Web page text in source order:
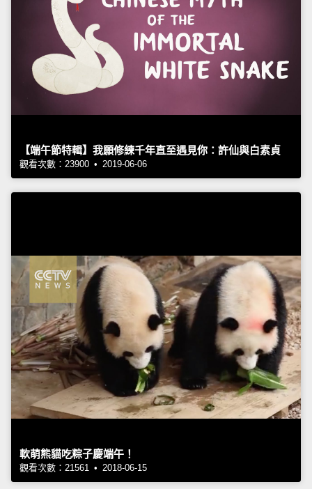
【端午節特輯】我願修練千年直至遇見你：許仙與白素貞
觀看次數：23900 • 2019-06-06
軟萌熊貓吃粽子慶端午！
觀看次數：21561 • 2018-06-15